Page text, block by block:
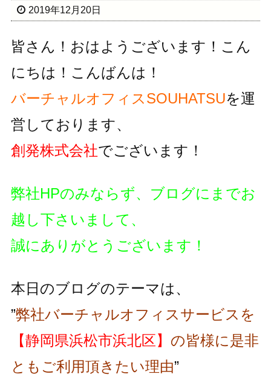
2019年12月20日
皆さん！おはようございます！こん
にちは！こんばんは！
バーチャルオフィスSOUHATSUを運
営しております、
創発株式会社でございます！
弊社HPのみならず、ブログにまでお
越し下さいまして、
誠にありがとうございます！
本日のブログのテーマは、
”弊社バーチャルオフィスサービスを
【静岡県浜松市浜北区】 の皆様に是非
ともご利用頂きたい理由”